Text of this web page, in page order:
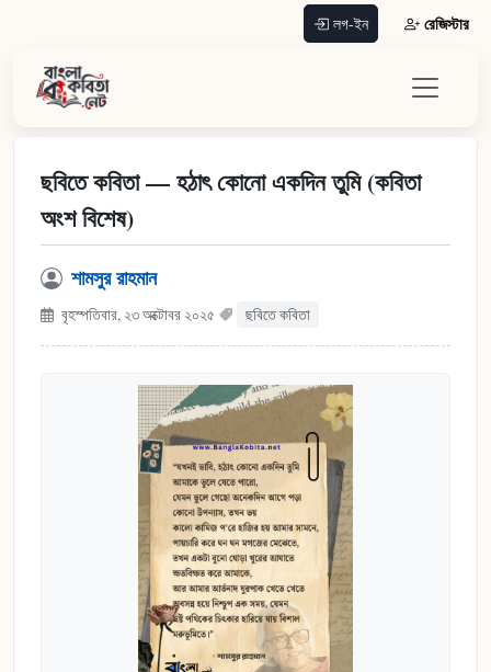
লগ-ইন রেজিস্টার
ছবিতে কবিতা — হঠাৎ কোনো একদিন তুমি (কবিতা
অংশ বিশেষ)
শামসুর রাহমান
বৃহস্পতিবার, ২৩ অক্টোবর ২০২৫ ছবিতে কবিতা